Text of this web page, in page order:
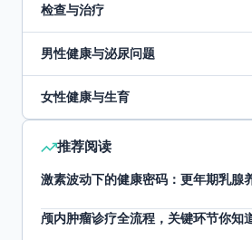
检查与治疗
男性健康与泌尿问题
女性健康与生育
推荐阅读
激素波动下的健康密码：更年期乳腺
颅内肿瘤诊疗全流程，关键环节你知